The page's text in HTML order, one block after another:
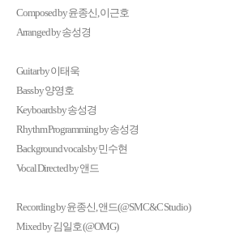
Composed by 윤종신, 이근호
Arranged by 송성경
Guitar by 이태욱
Bass by 양영호
Keyboards by 송성경
Rhythm Programming by 송성경
Background vocals by 민수현
Vocal Directed by 앤드
Recording by 윤종신, 앤드(@SMC&C Studio)
Mixed by 김일호 (@OMG)